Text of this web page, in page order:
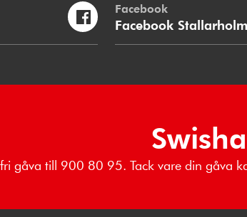
Facebook
Facebook
gåva till 900 80 95. Tack vare din gåva